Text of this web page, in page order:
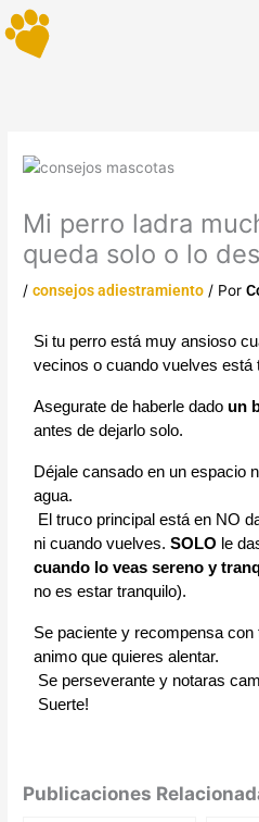
al
contenido
Mi perro ladra
queda solo o lo
/consejos adiestramiento / Por
Si tu perro está muy ansioso
vecinos o cuando vuelves está
Asegurate de haberle dado un
antes de dejarlo solo.
Déjale cansado en un espacio
agua.
El truco principal está en NO
ni cuando vuelves.SOLO le
cuando lo veas sereno y
no es estar tranquilo).
Se paciente y recompensa
animo que quieres alentar.
Se perseverante y notaras
Suerte!
Publicaciones